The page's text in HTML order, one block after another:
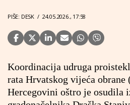
PIŠE: DESK / 24.05.2026., 17:58
Koordinacija udruga
rata Hrvatskog vijeća
Hercegovini oštro je osudila